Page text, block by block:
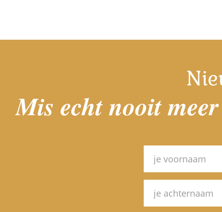
Mis echt nooit